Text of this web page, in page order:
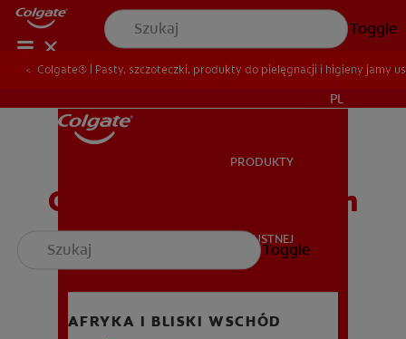
Toggle
ZDROWIE JAMY USTNEJ
PL
PRODUKTY
ZDROWIE JAMY USTNEJ
MISJA
Toggle
Colgate® | Pasty, szczoteczki, produkty do pielęgnacji i higieny jamy
Odwiedź nas na całym
świecie
AFRYKA I BLISKI WSCHÓD